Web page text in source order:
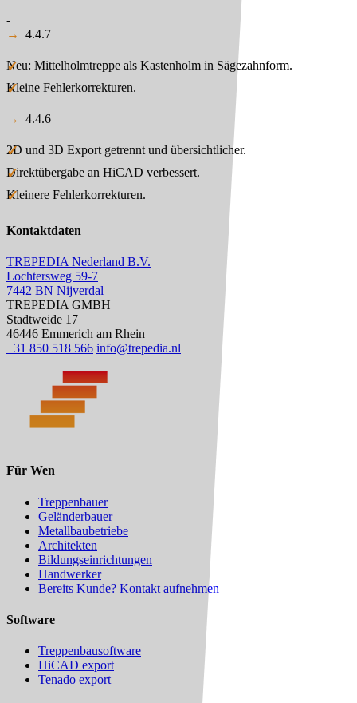
-
4.4.7
Neu: Mittelholmtreppe als Kastenholm in Sägezahnform.
Kleine Fehlerkorrekturen.
4.4.6
2D und 3D Export getrennt und übersichtlicher.
Direktübergabe an HiCAD verbessert.
Kleinere Fehlerkorrekturen.
Kontaktdaten
TREPEDIA Nederland B.V.
Lochtersweg 59-7
7442 BN Nijverdal
TREPEDIA GMBH
Stadtweide 17
46446 Emmerich am Rhein
+31 850 518 566 info@trepedia.nl
Für Wen
Treppenbauer
Geländerbauer
Metallbaubetriebe
Architekten
Bildungseinrichtungen
Handwerker
Bereits Kunde? Kontakt aufnehmen
Software
Treppenbausoftware
HiCAD export
Tenado export